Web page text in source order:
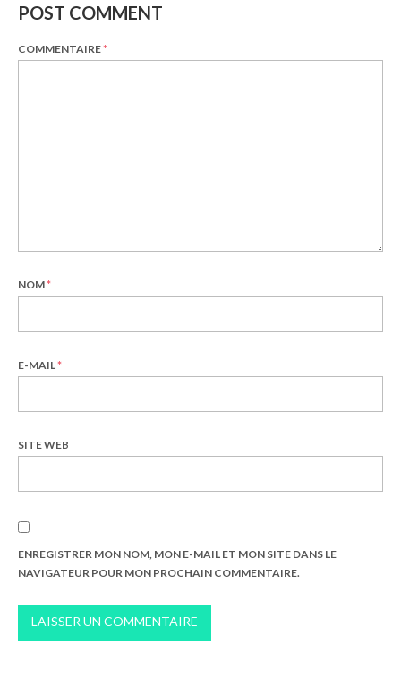
POST COMMENT
COMMENTAIRE*
NOM*
E-MAIL*
SITE WEB
ENREGISTRER MON NOM, MON E-MAIL ET MON SITE DANS LE
NAVIGATEUR POUR MON PROCHAIN COMMENTAIRE.